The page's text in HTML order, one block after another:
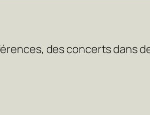
des concerts dans